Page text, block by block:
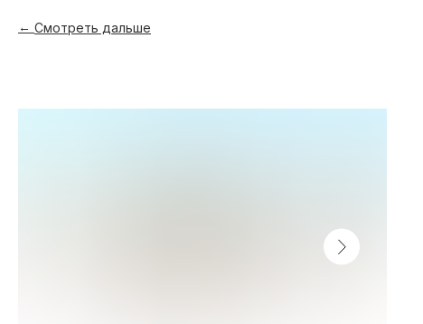
Смотреть дальше